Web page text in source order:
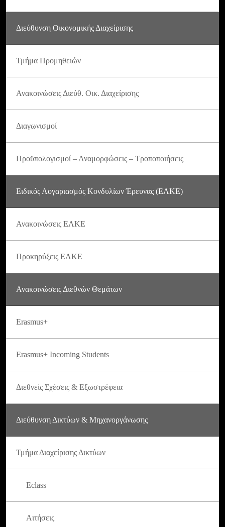
Διεύθυνση Οικονομικής Διαχείρισης
Τμήμα Προμηθειών
Ανακοινώσεις Διεύθ. Οικ. Διαχείρισης
Διαγωνισμοί
Προϋπολογισμοί – Αναμορφώσεις – Τροποποιήσεις
Ειδικός Λογαριασμός Κονδυλίων Έρευνας (ΕΛΚΕ)
Ανακοινώσεις ΕΛΚΕ
Προκηρύξεις ΕΛΚΕ
Ανακοινώσεις Διεθνών Θεμάτων
Erasmus+
Erasmus+ Incoming Students
Διεθνείς Σχέσεις & Εξωστρέφεια
Διεύθυνση Δικτύων & Μηχανοργάνωσης
Τμήμα Διαχείρισης Δικτύων
Eclass
Αιτήσεις